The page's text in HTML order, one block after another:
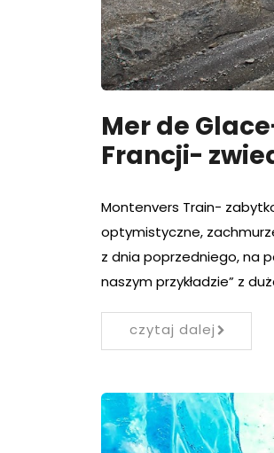
Mer de
Francji-
Montenvers Train-
optymistyczne,
z dnia poprzedniego, na
naszym przykładzie” z
czytaj dalej